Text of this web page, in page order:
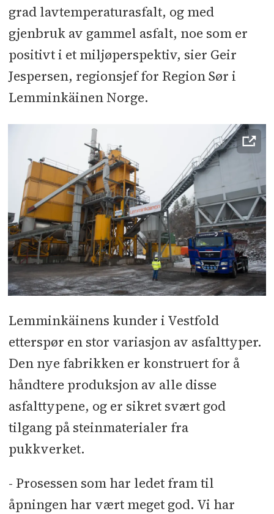
grad lavtemperaturasfalt, og med
gjenbruk av gammel asfalt, noe som er
positivt i et miljøperspektiv, sier Geir
Jespersen, regionsjef for Region Sør i
Lemminkäinen Norge.
Lemminkäinens kunder i Vestfold
etterspør en stor variasjon av asfalttyper.
Den nye fabrikken er konstruert for å
håndtere produksjon av alle disse
asfalttypene, og er sikret svært god
tilgang på steinmaterialer fra
pukkverket.
- Prosessen som har ledet fram til
åpningen har vært meget god. Vi har